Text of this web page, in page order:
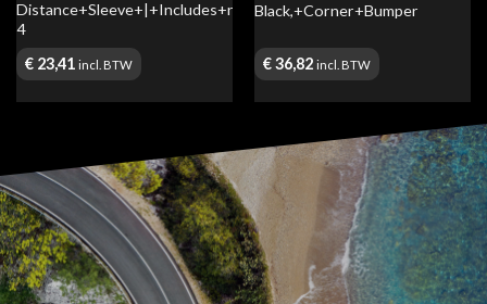
Distance+Sleeve+|+Includes+no.+3-
4
€23,41 incl. BTW
Black,+Corner+Bumper
€36,82 incl. BTW